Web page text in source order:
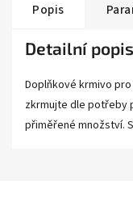
Popis
Detailní
Doplňkové krmivo
zkrmujte dle potřeby
přiměřené množství.